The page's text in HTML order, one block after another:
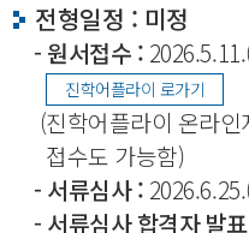
전형일정 : 미정
- 원서접수 :
진학어플라이 로가기
(진학어플라이 온라
접수도 가능함)
- 서류심사 :
- 서류심사 합격자 발